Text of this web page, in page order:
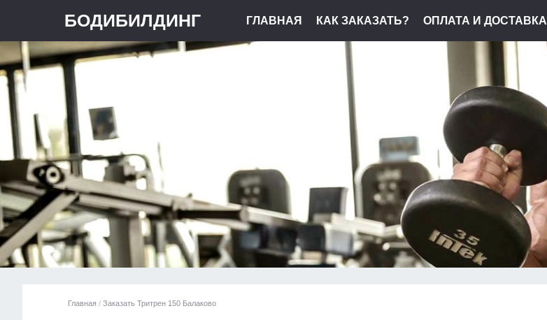
БОДИБИЛДИНГ ГЛАВНАЯ КАК ЗАКАЗАТЬ? ОПЛАТА И ДОСТАВКА
Главная / Заказать Тритрен 150 Балаково